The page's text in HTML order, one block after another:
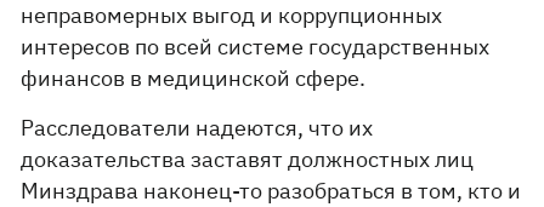
неправомерных выгод и коррупционных
интересов по всей системе государственных
финансов в медицинской сфере.
Расследователи надеются, что их
доказательства заставят должностных лиц
Минздрава наконец-то разобраться в том, кто и